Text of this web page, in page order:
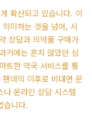
확산되고 있습니다. 이
미하는 것을 넘어, 시
상담과 의약품 구매가
거에는 흔치 않았던 심
트한 약국 서비스를 통
데믹 이후로 비대면 문
나 온라인 상담 시스템
습니다.